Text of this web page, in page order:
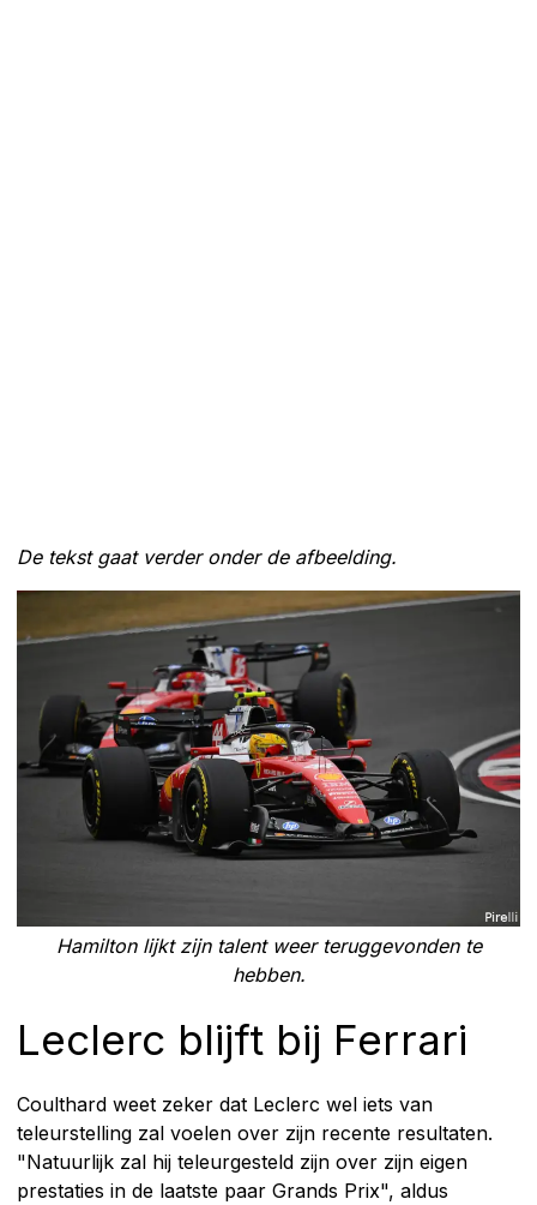
De tekst gaat verder onder de afbeelding.
Hamilton lijkt zijn talent weer teruggevonden te
hebben.
Leclerc blijft bij Ferrari
Coulthard weet zeker dat Leclerc wel iets van
teleurstelling zal voelen over zijn recente resultaten.
"Natuurlijk zal hij teleurgesteld zijn over zijn eigen
prestaties in de laatste paar Grands Prix", aldus